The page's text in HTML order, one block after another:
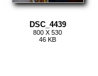
DSC_4439
800 X 530
46 KB